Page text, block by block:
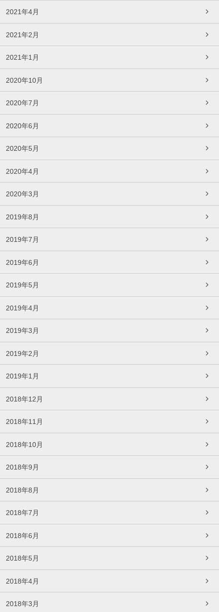
2021年4月
2021年2月
2021年1月
2020年10月
2020年7月
2020年6月
2020年5月
2020年4月
2020年3月
2019年8月
2019年7月
2019年6月
2019年5月
2019年4月
2019年3月
2019年2月
2019年1月
2018年12月
2018年11月
2018年10月
2018年9月
2018年8月
2018年7月
2018年6月
2018年5月
2018年4月
2018年3月